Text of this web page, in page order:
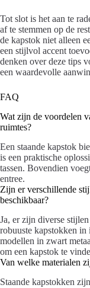
Tot slot is het aan te
af te stemmen op de
de kapstok niet alleen
een stijlvol accent
denken over deze tips
een waardevolle
FAQ
Wat zijn de voordelen
ruimtes?
Een staande kapstok
is een praktische
tassen. Bovendien
entree.
Zijn er verschillende
beschikbaar?
Ja, er zijn diverse
robuuste kapstokken
modellen in zwart
om een kapstok te
Van welke materialen
Staande kapstokken